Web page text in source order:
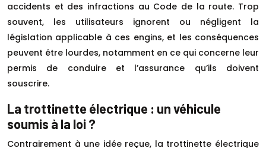
accidents et des infractions au Code de la route. Trop
souvent, les utilisateurs ignorent ou négligent la
législation applicable à ces engins, et les conséquences
peuvent être lourdes, notamment en ce qui concerne leur
permis de conduire et l’assurance qu’ils doivent
souscrire.
La trottinette électrique : un véhicule
soumis à la loi ?
Contrairement à une idée reçue, la trottinette électrique